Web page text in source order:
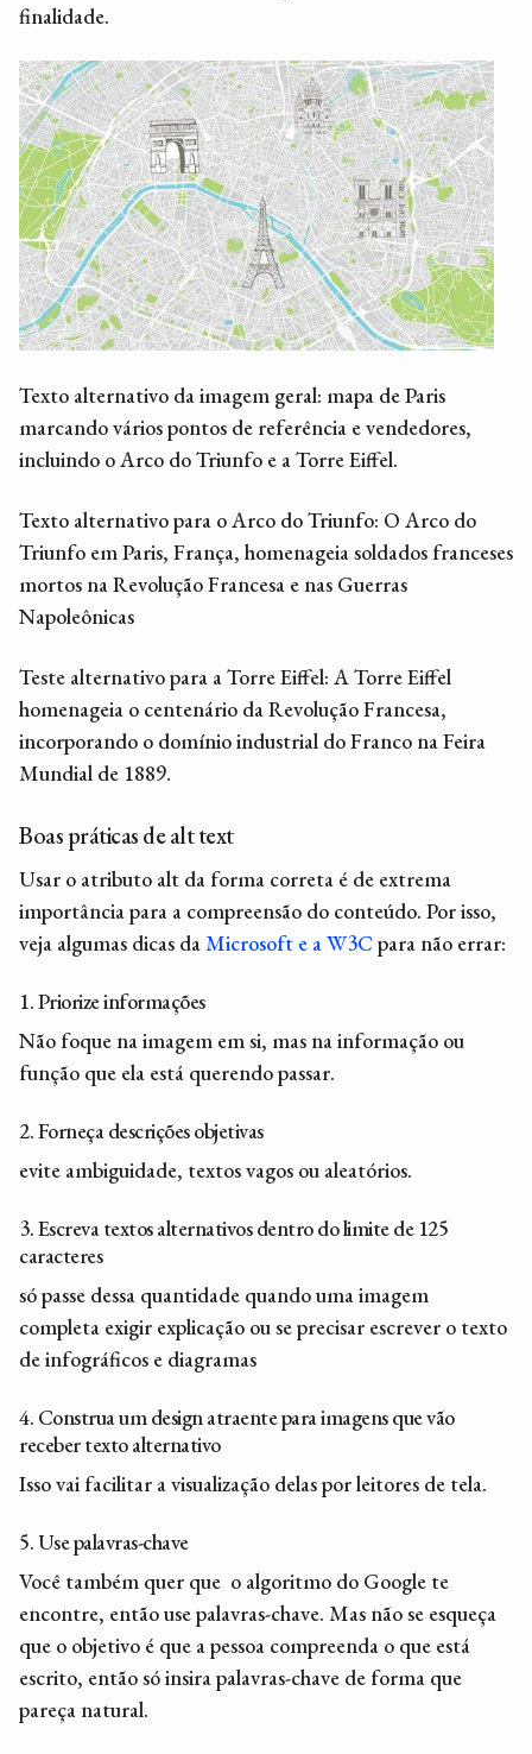
finalidade.
Texto alternativo da imagem geral: mapa de Paris
marcando vários pontos de referência e vendedores,
incluindo o Arco do Triunfo e a Torre Eiffel.
Texto alternativo para o Arco do Triunfo: O Arco do
Triunfo em Paris, França, homenageia soldados franceses
mortos na Revolução Francesa e nas Guerras
Napoleônicas
Teste alternativo para a Torre Eiffel: A Torre Eiffel
homenageia o centenário da Revolução Francesa,
incorporando o domínio industrial do Franco na Feira
Mundial de 1889.
Boas práticas dealt text
Usar o atributo alt da forma correta é de extrema
importância para a compreensão do conteúdo. Por isso,
veja algumas dicas daMicrosoft e a W3C para não errar:
1. Priorize informações
Não foque na imagem em si, mas na informação ou
função que ela está querendo passar.
2. Forneça descrições objetivas
evite ambiguidade, textos vagos ou aleatórios.
3. Escreva textos alternativos dentro do limite de 125
caracteres
só passe dessa quantidade quando uma imagem
completa exigir explicação ou se precisar escrever o texto
de infográficos e diagramas
4. Construa um design atraente para imagens que vão
receber texto alternativo
Isso vai facilitar a visualização delas por leitores de tela.
5. Use palavras-chave
Você também quer que o algoritmo do Google te
encontre, então use palavras-chave. Mas não se esqueça
que o objetivo é que a pessoa compreenda o que está
escrito, então só insira palavras-chave de forma que
pareça natural.